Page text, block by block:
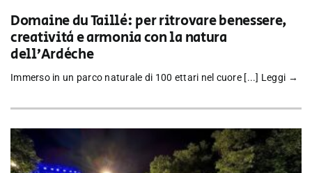
Domaine du Taillé: per ritrovare benessere,
creatività e armonia con la natura
dell’Ardèche
Immerso in un parco naturale di 100 ettari nel cuore [...] Leggi →